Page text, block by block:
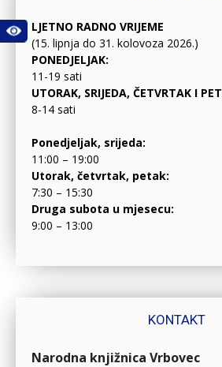
LJETNO RADNO VRIJEME
(15. lipnja do 31. kolovoza 2026.)
PONEDJELJAK:
11-19 sati
UTORAK, SRIJEDA, ČETVRTAK I
8-14 sati
Ponedjeljak, srijeda:
11:00 – 19:00
Utorak, četvrtak, petak:
7:30 – 15:30
Druga subota u mjesecu:
9:00 – 13:00
KONTAKT
Narodna knjižnica Vrbovec